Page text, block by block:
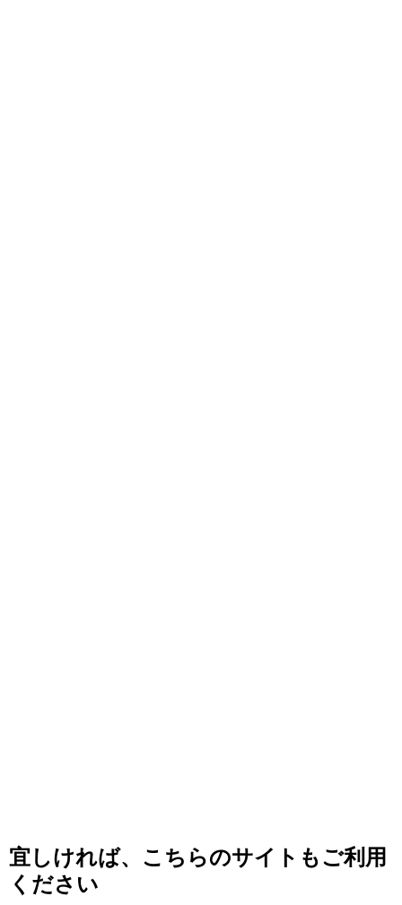
宜しければ、こちらのサイトもご利用
ください